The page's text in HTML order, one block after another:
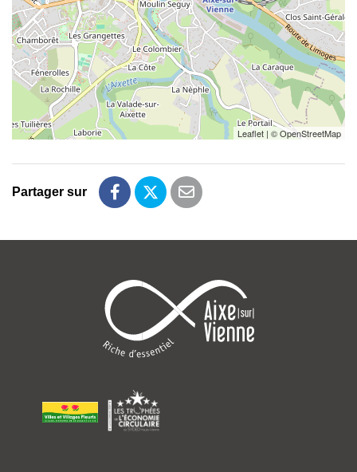
Leaflet | ©OpenStreetMap
Partager sur
Partager sur Facebook
Partager sur Twitter
Partager par email